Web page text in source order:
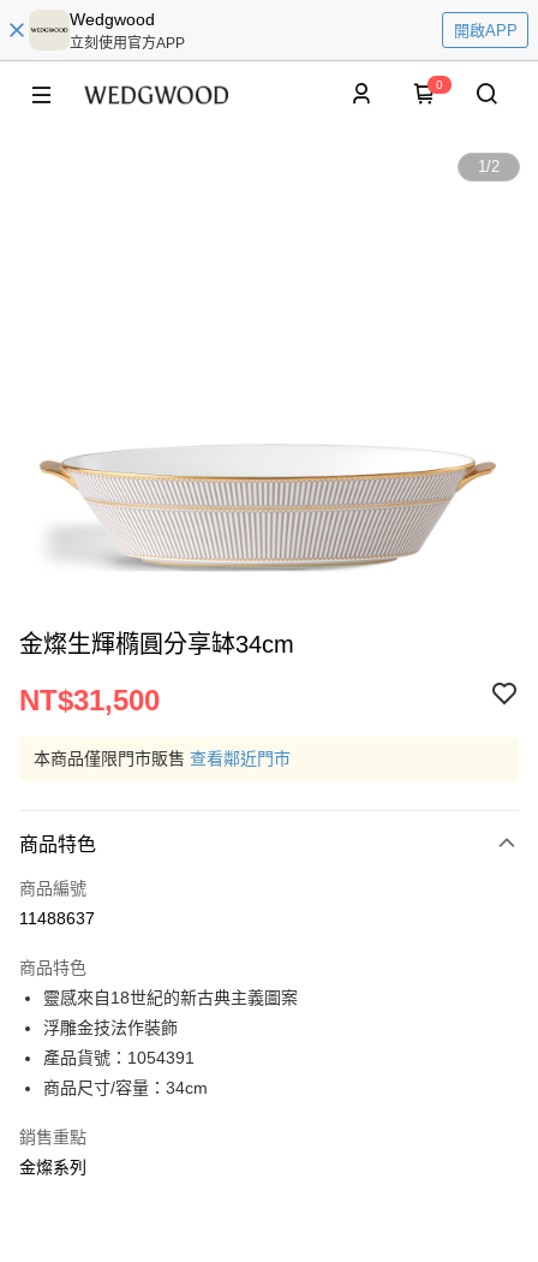
Wedgwood
立刻使用官方APP
開啟APP
0
1/2
金燦生輝橢圓分享缽34cm
NT$31,500
本商品僅限門市販售 查看鄰近門市
商品特色
商品編號
11488637
商品特色
靈感來自18世紀的新古典主義圖案
浮雕金技法作裝飾
產品貨號：1054391
商品尺寸/容量：34cm
銷售重點
金燦系列